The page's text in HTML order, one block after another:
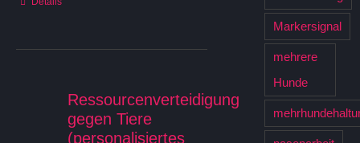
Optionen
können
auf
Ressourcenverteidigung
gegen Tiere
(personalisiertes
Markersignal
mehrere
Hunde